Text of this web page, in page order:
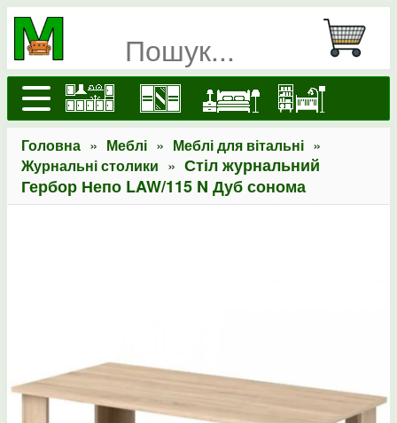
Головна » Меблі » Меблі для вітальні »
Журнальні столики » Стіл журнальний
Гербор Непо LAW/115 N Дуб сонома